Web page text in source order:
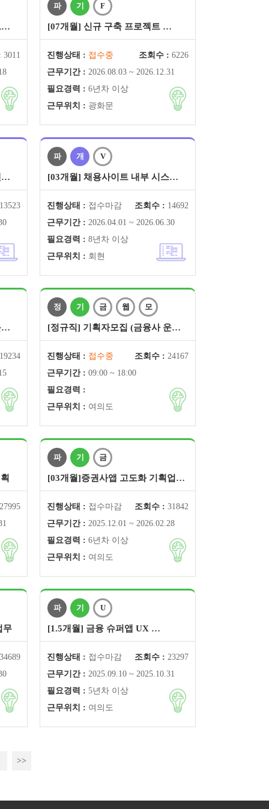
…
3011
파 기 F
[07개월] 신규 구축 프로젝트 …
진행상태 : 접수중 조회수 : 6226
근무기간 : 2026.08.03 ~ 2026.12.31
필요경력 : 6년차 이상
근무위치 : 광화문
…
13523
파 개 V
[03개월] 채용사이트 내부 시스…
진행상태 : 접수마감 조회수 : 14692
근무기간 : 2026.04.01 ~ 2026.06.30
필요경력 : 8년차 이상
근무위치 : 회현
…
19234
정 기 금 웹 모
[정규직] 기획자모집 (금융사 운…
진행상태 : 접수중 조회수 : 24167
근무기간 : 09:00 ~ 18:00
필요경력 :
근무위치 : 여의도
27995
파 기 금
[03개월]증권사앱 고도화 기획업…
진행상태 : 접수마감 조회수 : 31842
근무기간 : 2025.12.01 ~ 2026.02.28
필요경력 : 6년차 이상
근무위치 : 여의도
무
34689
파 기 U
[1.5개월] 금융 슈퍼앱 UX …
진행상태 : 접수마감 조회수 : 23297
근무기간 : 2025.09.10 ~ 2025.10.31
필요경력 : 5년차 이상
근무위치 : 여의도
>>